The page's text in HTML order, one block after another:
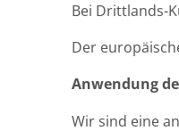
Bei Drittlands-
Der
Anwendung
Wir sind eine